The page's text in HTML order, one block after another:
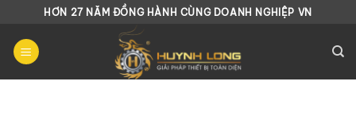
Chuyển
nội
dung
HƠN 27 NĂM ĐỒNG HÀNH CÙNG DOANH NGHIỆP VN